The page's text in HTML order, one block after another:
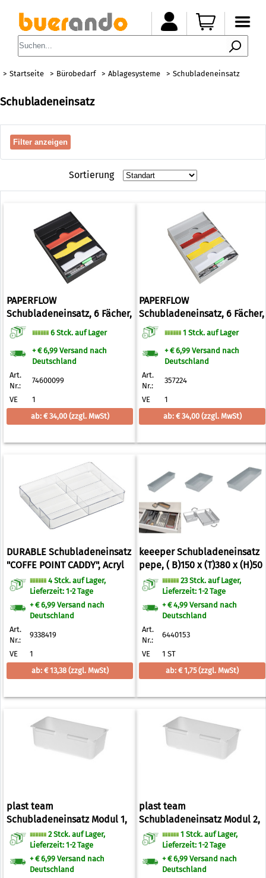
Startseite Bürobedarf Ablagesysteme Schubladeneinsatz
Schubladeneinsatz
Filter anzeigen
Sortierung
PAPERFLOW
Schubladeneinsatz, 6 Fächer,
schwarz aus Polystyrol,
Achsabstand: 330
6 Stck. auf Lager
+ € 6,99 Versand nach
Deutschland
Art.
Nr.:
74600099
VE
1
ab: € 34,00 (zzgl. MwSt)
PAPERFLOW
Schubladeneinsatz, 6 Fächer,
grau aus Polystyrol,
Achsabstand: 330 mm
1 Stck. auf Lager
+ € 6,99 Versand nach
Deutschland
Art.
Nr.:
357224
VE
1
ab: € 34,00 (zzgl. MwSt)
DURABLE Schubladeneinsatz
"COFFE POINT CADDY", Acryl
glasklar, lebensmittelecht
4 Stck. auf Lager,
Lieferzeit: 1-2 Tage
+ € 6,99 Versand nach
Deutschland
Art.
Nr.:
9338419
VE
1
ab: € 13,38 (zzgl. MwSt)
keeeper Schubladeneinsatz
pepe, ( B)150 x (T)380 x (H)50
mm (6440153)23 Stck. auf Lager,
Lieferzeit: 1-2 Tage
+ € 4,99 Versand nach
Deutschland
Art.
Nr.:
6440153
VE
1 ST
ab: € 1,75(zzgl. MwSt)
plast team
Schubladeneinsatz Modul 1,
weiß
2 Stck. auf Lager,
Lieferzeit: 1-2 Tage
+ € 6,99 Versand nach
Deutschland
plast team
Schubladeneinsatz Modul 2,
weiß
1 Stck. auf Lager,
Lieferzeit: 1-2 Tage
+ € 6,99 Versand nach
Deutschland